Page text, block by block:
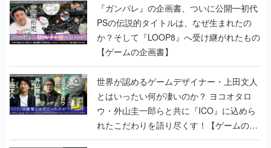
『ガンパレ』の企画書、ついに公開━初代
PSの伝説的タイトルは、なぜ生まれたの
か？そして『LOOP8』へ受け継がれたもの
【ゲームの企画書】
世界が認めるゲームデザイナー・上田文人
とはいったい何が凄いのか？ ヨコオタロ
ウ・外山圭一郎らと共に『ICO』に込めら
れたこだわりを語り尽くす！【ゲームの企
画書】